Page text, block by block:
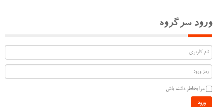
ورود سرگروه
مرا بخاطر داشته باش
ورود